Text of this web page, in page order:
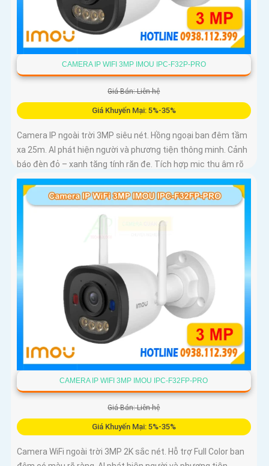
CAMERA IP WIFI 3MP IMOU IPC-F32P-PRO
Giá Bán: Liên hệ
Giá Khuyến Mại: 5%-35%
Camera IP ngoài trời 3MP siêu nét. Hồng ngoại ban đêm tầm
xa 25m. AI phát hiện người và phương tiện thông minh. Cảnh
báo đèn đỏ – xanh tăng tính răn đe. Tích hợp mic thu âm rõ
ràng
CAMERA IP WIFI 3MP IMOU IPC-F32FP-PRO
Giá Bán: Liên hệ
Giá Khuyến Mại: 5%-35%
Camera WiFi ngoài trời 3MP 2K sắc nét. Hỗ trợ Full Color ban